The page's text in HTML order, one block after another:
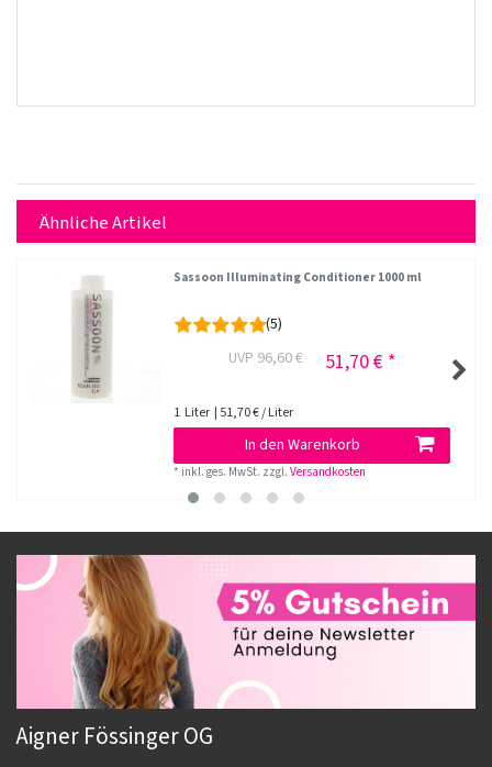
Ähnliche Artikel
Sassoon Illuminating Conditioner 1000 ml
(5)
UVP 96,60 €
51,70 € *
1 Liter | 51,70 € / Liter
In den Warenkorb
* inkl. ges. MwSt. zzgl.Versandkosten
Aigner Fössinger OG